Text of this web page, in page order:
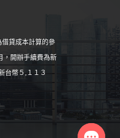
貸成本計算的參
，開辦手續費為新
台幣５,１１３